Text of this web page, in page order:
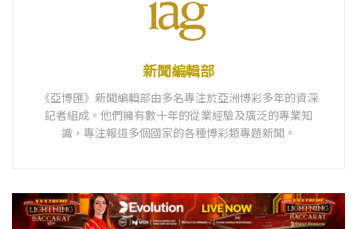
新聞編輯部
《亞博匯》新聞編輯部由多名專注於亞洲博彩多年的資深
記者組成。他們擁有數十年的從業經驗及廣泛的專業知
識，專注報道多個國家的各種博彩類專題新聞。